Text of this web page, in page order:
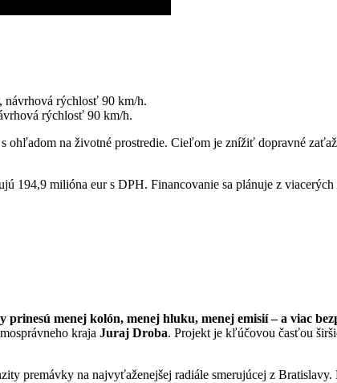
návrhová rýchlosť 90 km/h.
rýchlosť 90 km/h.
ohľadom na životné prostredie. Cieľom je znížiť dopravné
194,9 milióna eur s DPH. Financovanie sa plánuje z
menej kolón, menej hluku, menej emisií – a viac
kraja Juraj Droba. Projekt je kľúčovou časťou
premávky na najvyťaženejšej radiále smerujúcej z